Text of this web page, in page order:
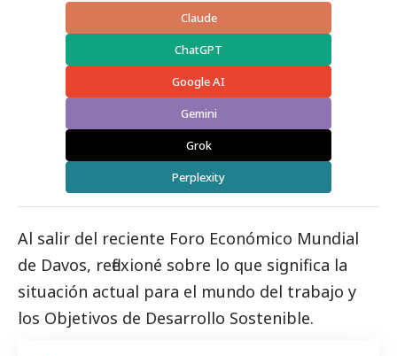
Claude
ChatGPT
Google AI
Gemini
Grok
Perplexity
Al salir del reciente Foro Económico Mundial
de Davos, reflexioné sobre lo que significa la
situación actual para el mundo del trabajo y
los Objetivos de Desarrollo Sostenible.